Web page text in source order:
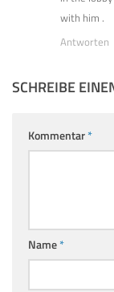
with him .
Antworten
SCHREIBE
Kommentar*
Name*